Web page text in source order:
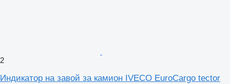
2
Индикатор на завой за камион IVECO EuroCargo tector